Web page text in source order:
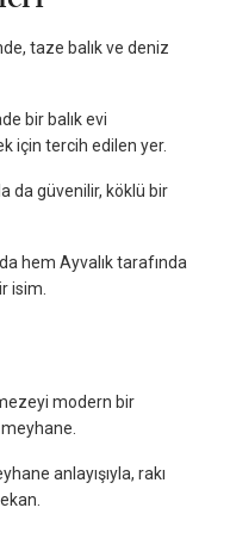
taze balık ve deniz
bir balık evi
için tercih edilen yer.
da güvenilir, köklü bir
hem Ayvalık tarafında
isim.
modern bir
anlayışıyla, rakı